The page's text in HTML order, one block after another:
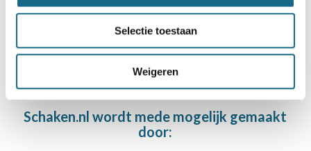
Selectie toestaan
Weigeren
Schaken.nl wordt mede mogelijk gemaakt
door: